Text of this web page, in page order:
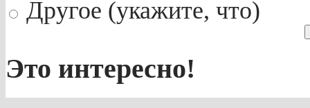
Другое (укажите, что)
Это интересно!